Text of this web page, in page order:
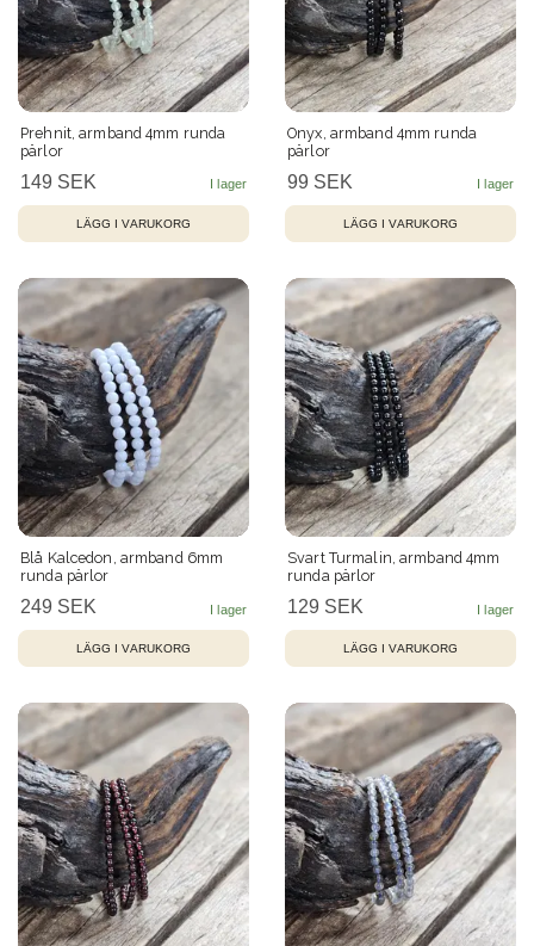
Prehnit, armband 4mm runda
pärlor
149 SEK
Onyx, armband 4mm runda
pärlor
99 SEK
Blå Kalcedon, armband 6mm
runda pärlor
249 SEK
Svart Turmalin, armband 4mm
runda pärlor
129 SEK